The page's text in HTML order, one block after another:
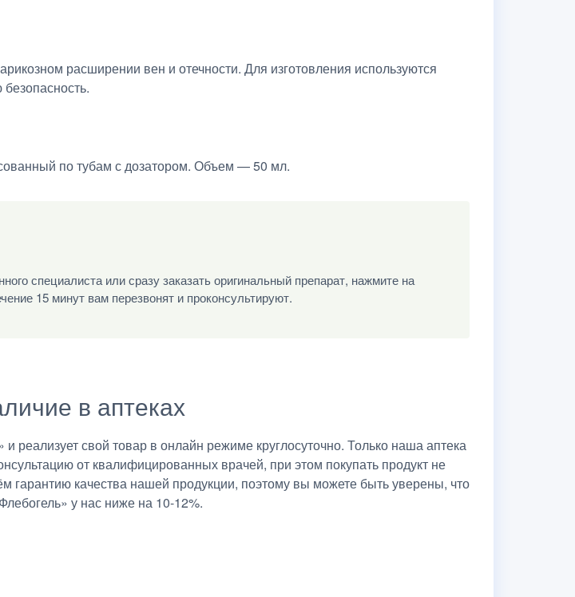
расширении вен и отечности. Для изготовления используются
по тубам с дозатором. Объем — 50 мл.
специалиста или сразу заказать оригинальный препарат, нажмите на
15 минут вам перезвонят и проконсультируют.
в аптеках
свой товар в онлайн режиме круглосуточно. Только наша аптека
от квалифицированных врачей, при этом покупать продукт не
гарантию качества нашей продукции, поэтому вы можете быть уверены, что
у нас ниже на 10-12%.